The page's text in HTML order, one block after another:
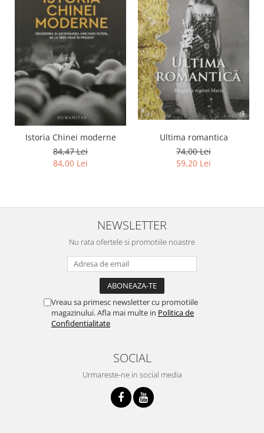
Istoria Chinei moderne
84,47 Lei
84,00 Lei
Ultima romantica
74,00 Lei
59,20 Lei
NEWSLETTER
Nu rata ofertele si promotiile noastre
Vreau sa primesc newsletter cu promotiile
magazinului. Afla mai multe in Politica de
Confidentialitate
SOCIAL
Urmareste-ne in social media